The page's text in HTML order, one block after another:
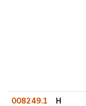
008249.1 H